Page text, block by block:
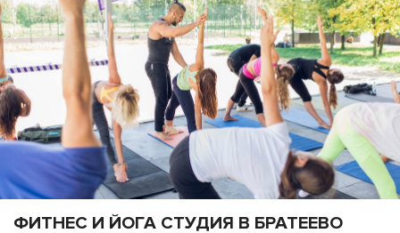
ФИТНЕС И ЙОГА СТУДИЯ В БРАТЕЕВО